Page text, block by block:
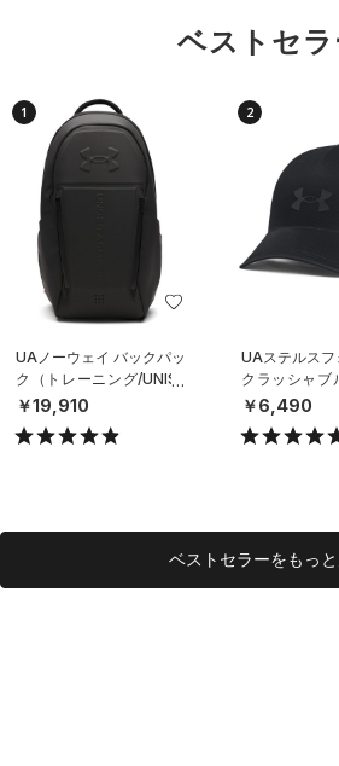
ベストセラ
1
UAノーウェイ バックパッ
ク（トレーニング/UNISE
X）
￥19,910
2
UAステルスフ
クラッシャブ
（ライフスタ
X）
￥6,490
ベストセラーをもっ